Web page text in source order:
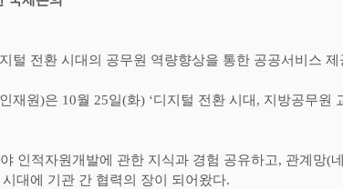
털 전환 시대의 공무원 역량향상을 통한 공공서비스
재원)은 10월 25일(화) ‘디지털 전환 시대 , 지방공무원
인적자원개발에 관한 지식과 경험 공유하고, 관계망(
대에 기관 간 협력의 장이 되어왔다.